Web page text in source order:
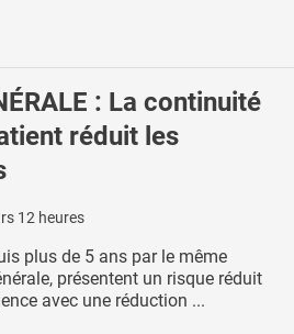
: La continuité
réduit les
12 heures
plus de 5 ans par le même
présentent un risque réduit
avec une réduction ...